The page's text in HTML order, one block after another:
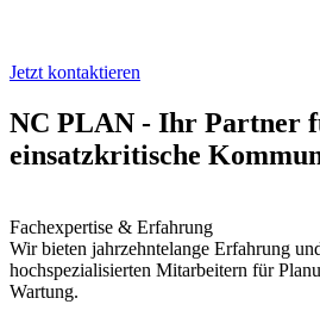
Jetzt kontaktieren
NC PLAN - Ihr Partner
einsatzkritische
Fachexpertise & Erfahrung
Wir bieten jahrzehntelange Erfahrung
hochspezialisierten Mitarbeitern für
Wartung.